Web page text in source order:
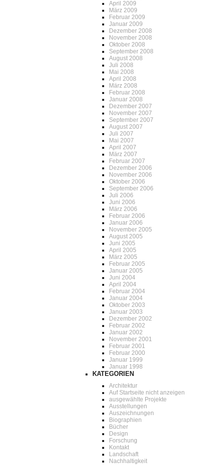
April 2009
März 2009
Februar 2009
Januar 2009
Dezember 2008
November 2008
Oktober 2008
September 2008
August 2008
Juli 2008
Mai 2008
April 2008
März 2008
Februar 2008
Januar 2008
Dezember 2007
November 2007
September 2007
August 2007
Juli 2007
Mai 2007
April 2007
März 2007
Februar 2007
Dezember 2006
November 2006
Oktober 2006
September 2006
Juli 2006
Juni 2006
März 2006
Februar 2006
Januar 2006
November 2005
August 2005
Juni 2005
April 2005
März 2005
Februar 2005
Januar 2005
Juni 2004
April 2004
Februar 2004
Januar 2004
Oktober 2003
Januar 2003
Dezember 2002
Februar 2002
Januar 2002
November 2001
Februar 2001
Februar 2000
Januar 1999
Januar 1998
KATEGORIEN
Architektur
Auf Startseite nicht anzeigen
ausgewählte Projekte
Ausstellungen
Auszeichnungen
Biographien
Bücher
Design
Forschung
Kontakt
Landschaft
Nachhaltigkeit